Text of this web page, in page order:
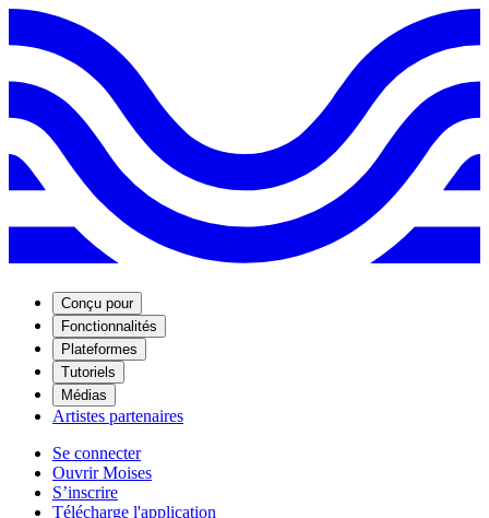
Conçu pour
Fonctionnalités
Plateformes
Tutoriels
Médias
Artistes partenaires
Se connecter
Ouvrir Moises
S’inscrire
Télécharge l'application